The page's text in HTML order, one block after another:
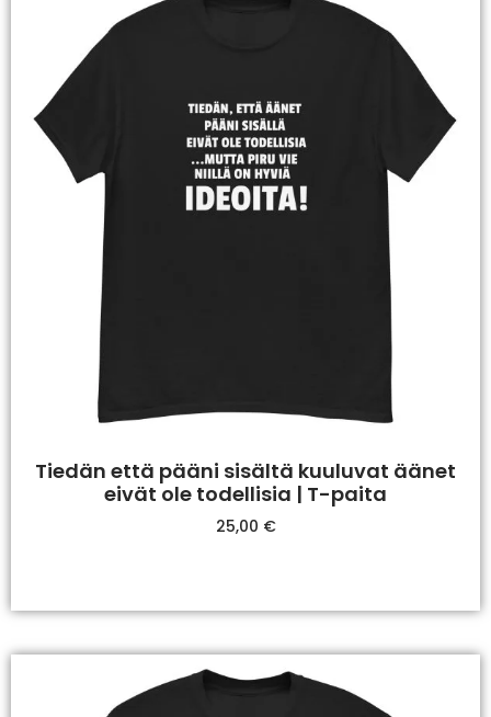
Tiedän että pääni sisältä kuuluvat äänet
eivät ole todellisia | T-paita
25,00 €